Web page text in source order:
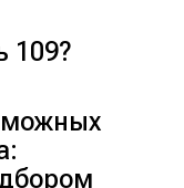
109?